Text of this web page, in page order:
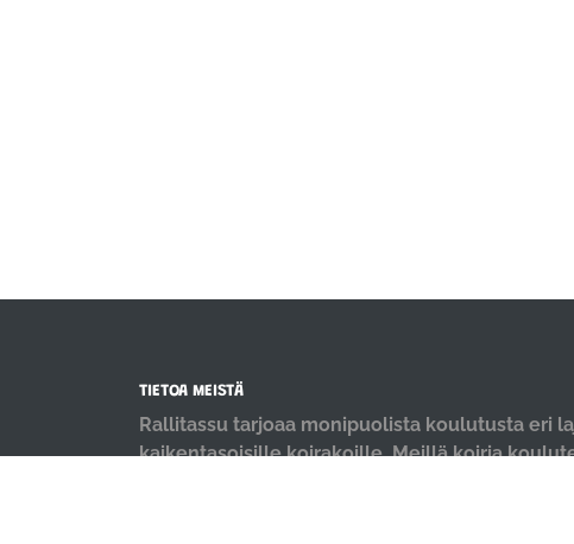
TIETOA MEISTÄ
Rallitassu tarjoaa monipuolista koulutusta eri
kaikentasoisille koirakoille. Meillä koiria